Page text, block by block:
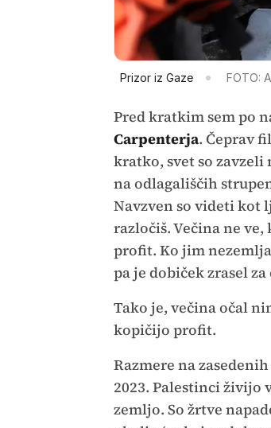
Prizor iz Gaze FOTO:
Pred kratkim sem po
Carpenterja. Čeprav
kratko, svet so
na odlagališčih
Navzven so videti kot
razločiš. Večina ne
profit. Ko jim
pa je dobiček zrasel
Tako je, večina očal
kopičijo profit.
Razmere na
2023. Palestinci živijo
zemljo. So žrtve